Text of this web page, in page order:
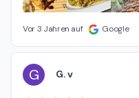
Vor 3 Jahren auf Google
G G. v